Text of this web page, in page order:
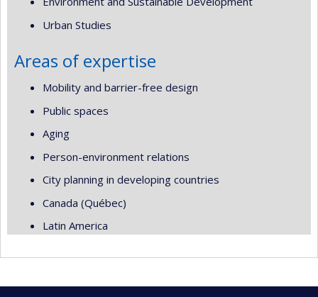
Urban Studies
Areas of expertise
Mobility and barrier-free design
Public spaces
Aging
Person-environment relations
City planning in developing countries
Canada (Québec)
Latin America